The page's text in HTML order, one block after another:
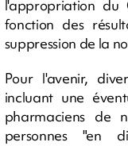
l'appropriation
fonction des
suppression de la
Pour l'avenir,
incluant une
pharmaciens de
personnes "en